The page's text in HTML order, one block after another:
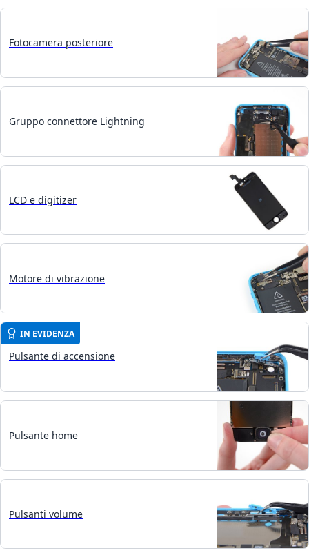
Fotocamera posteriore
Gruppo connettore Lightning
LCD e digitizer
Motore di vibrazione
IN EVIDENZA
Pulsante di accensione
Pulsante home
Pulsanti volume